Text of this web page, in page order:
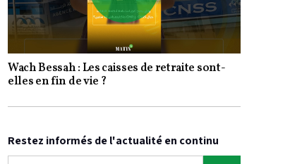
Play
Wach Bessah : Les caisses de retraite sont-
elles en fin de vie ?
Restez informés de l'actualité en continu